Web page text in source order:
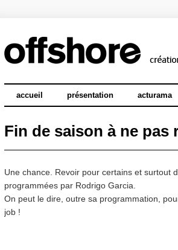
accueil présentation acturama
Fin de saison à ne pas
Une chance. Revoir pour certains et
programmées par Rodrigo Garcia.
On peut le dire, outre sa programmation,
job !